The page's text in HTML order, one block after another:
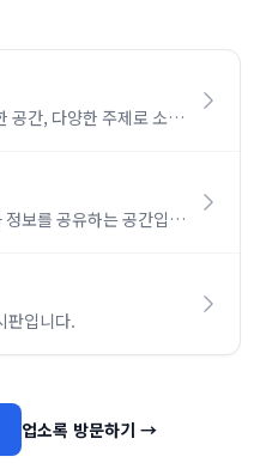
공간, 다양한 주제로 소통
보를 공유하는 공간입니
판입니다.
업소록 방문하기 →